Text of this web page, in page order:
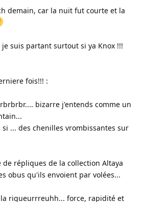
demain, car la nuit fut courte et la
suis partant surtout si ya Knox !!!
fois!!! :
bizarre j'entends comme un
si ... des chenilles vrombissantes sur
répliques de la collection Altaya
obus qu'ils envoient par volées...
rigueurrreuhh... force, rapidité et